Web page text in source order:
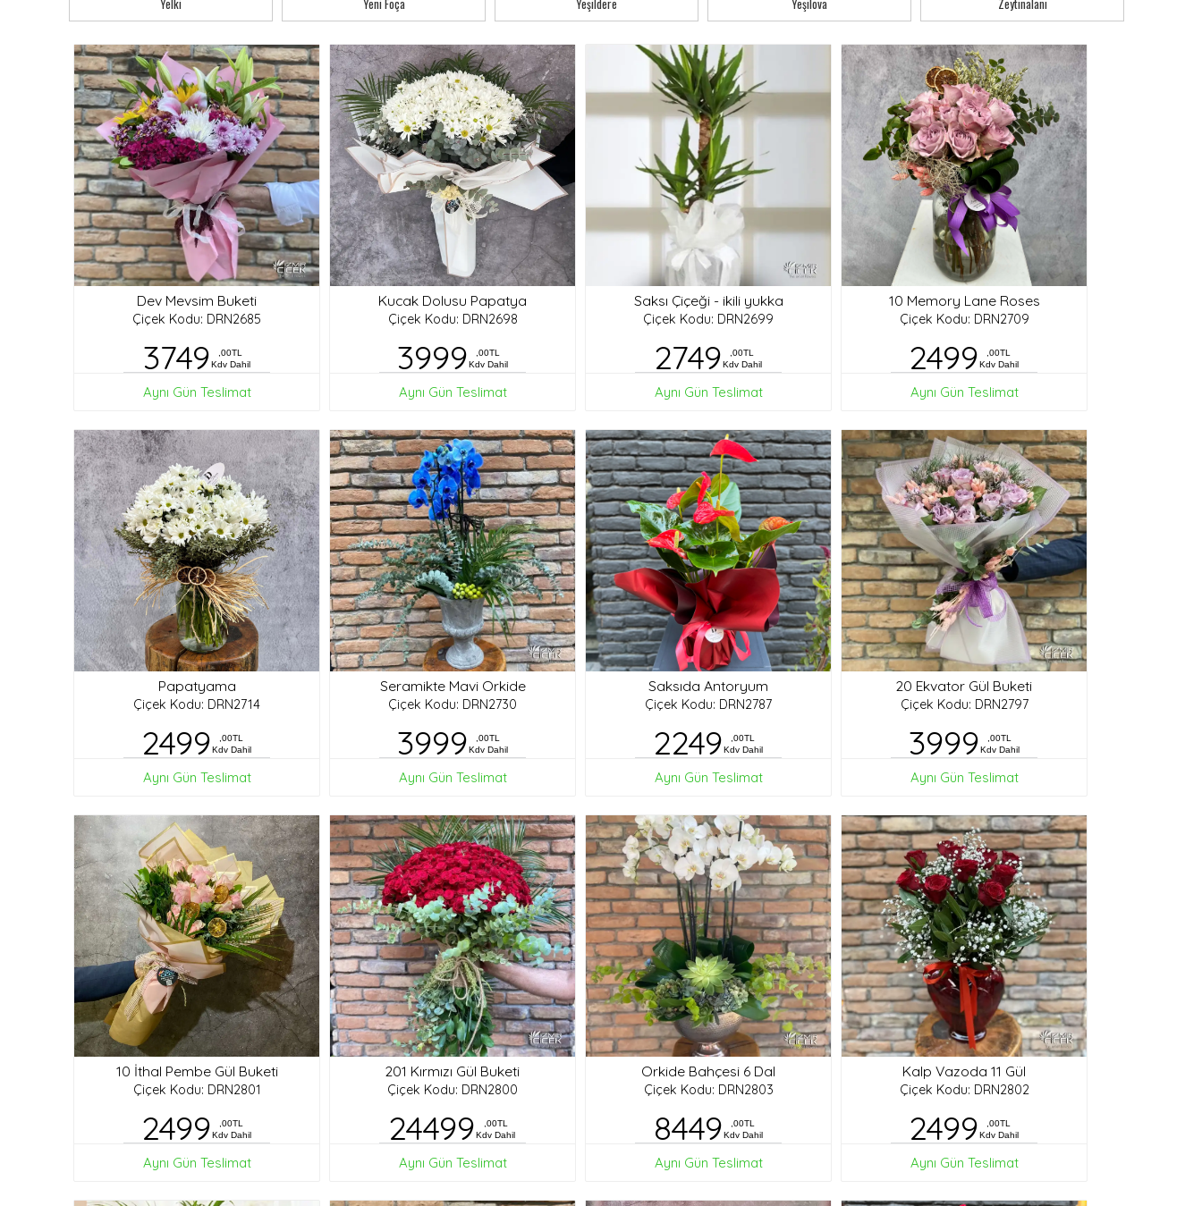
Yelki Yeni Foça Yeşildere Yeşilova Zeytinalanı
Dev Mevsim Buketi
Çiçek Kodu: DRN2685
3749
,00TL
Kdv Dahil
Aynı Gün Teslimat
Kucak Dolusu Papatya
Çiçek Kodu: DRN2698
3999
,00TL
Kdv Dahil
Aynı Gün Teslimat
Saksı Çiçeği - ikili yukka
Çiçek Kodu: DRN2699
2749
,00TL
Kdv Dahil
Aynı Gün Teslimat
10 Memory Lane Roses
Çiçek Kodu: DRN2709
2499
,00TL
Kdv Dahil
Aynı Gün Teslimat
Papatyama
Çiçek Kodu: DRN2714
2499
,00TL
Kdv Dahil
Aynı Gün Teslimat
Seramikte Mavi Orkide
Çiçek Kodu: DRN2730
3999
,00TL
Kdv Dahil
Aynı Gün Teslimat
Saksıda Antoryum
Çiçek Kodu: DRN2787
2249
,00TL
Kdv Dahil
Aynı Gün Teslimat
20 Ekvator Gül Buketi
Çiçek Kodu: DRN2797
3999
,00TL
Kdv Dahil
Aynı Gün Teslimat
10 İthal Pembe Gül Buketi
Çiçek Kodu: DRN2801
2499
,00TL
Kdv Dahil
Aynı Gün Teslimat
201 Kırmızı Gül Buketi
Çiçek Kodu: DRN2800
24499
,00TL
Kdv Dahil
Aynı Gün Teslimat
Orkide Bahçesi 6 Dal
Çiçek Kodu: DRN2803
8449
,00TL
Kdv Dahil
Aynı Gün Teslimat
Kalp Vazoda 11 Gül
Çiçek Kodu: DRN2802
2499
,00TL
Kdv Dahil
Aynı Gün Teslimat